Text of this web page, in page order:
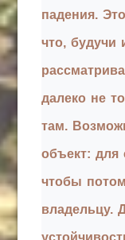
падения.
что, будучи
далеко не
там.
объект: для
чтобы
владельцу.